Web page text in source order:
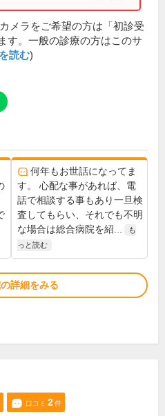
メラをご希望の方は「初診受
す。一般の診療の方はこのサ
読む)
何年もお世話になってま
す。 心配な事があれば、電
話で相談する事もあり一旦検
査してもらい、それでも不明
な場合は総合病院を紹...
も
っと読む
詳細をみる
口コミ 2件